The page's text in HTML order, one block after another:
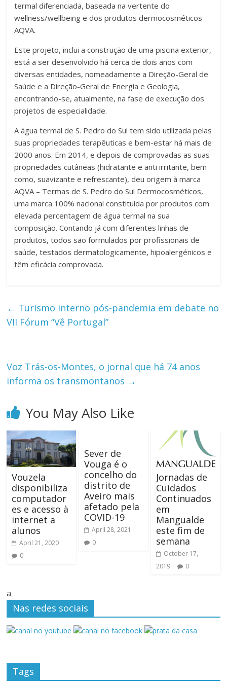
termal diferenciada, baseada na vertente do
wellness/wellbeing e dos produtos dermocosméticos
AQVA.
Este projeto, inclui a construção de uma piscina exterior,
está a ser desenvolvido há cerca de dois anos com
diversas entidades, nomeadamente a Direção-Geral de
Saúde e a Direção-Geral de Energia e Geologia,
encontrando-se, atualmente, na fase de execução dos
projetos de especialidade.
A água termal de S. Pedro do Sul tem sido utilizada pelas
suas propriedades terapêuticas e bem-estar há mais de
2000 anos. Em 2014, e depois de comprovadas as suas
propriedades cutâneas (hidratante e anti irritante, bem
como, suavizante e refrescante), deu origem à marca
AQVA – Termas de S. Pedro do Sul Dermocosméticos,
uma marca 100% nacional constituída por produtos com
elevada percentagem de água termal na sua
composição. Contando já com diferentes linhas de
produtos, todos são formulados por profissionais de
saúde, testados dermatologicamente, hipoalergénicos e
têm eficácia comprovada.
← Turismo interno pós-pandemia em debate no
VII Fórum “Vê Portugal”
Voz Trás-os-Montes, o jornal que há 74 anos
informa os transmontanos →
You May Also Like
Vouzela
disponibiliza
computador
es e acesso à
internet a
alunos
April 21, 2020
0
Sever de
Vouga é o
concelho do
distrito de
Aveiro mais
afetado pela
COVID-19
April 28, 2021
0
Jornadas de
Cuidados
Continuados
em
Mangualde
este fim de
semana
October 17,
2019
0
a
Nas redes sociais
Tags